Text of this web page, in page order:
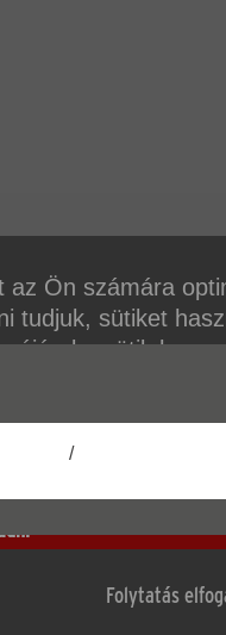
az Ön számára
tudjuk, sütiket
a sütik
Folytatás
/